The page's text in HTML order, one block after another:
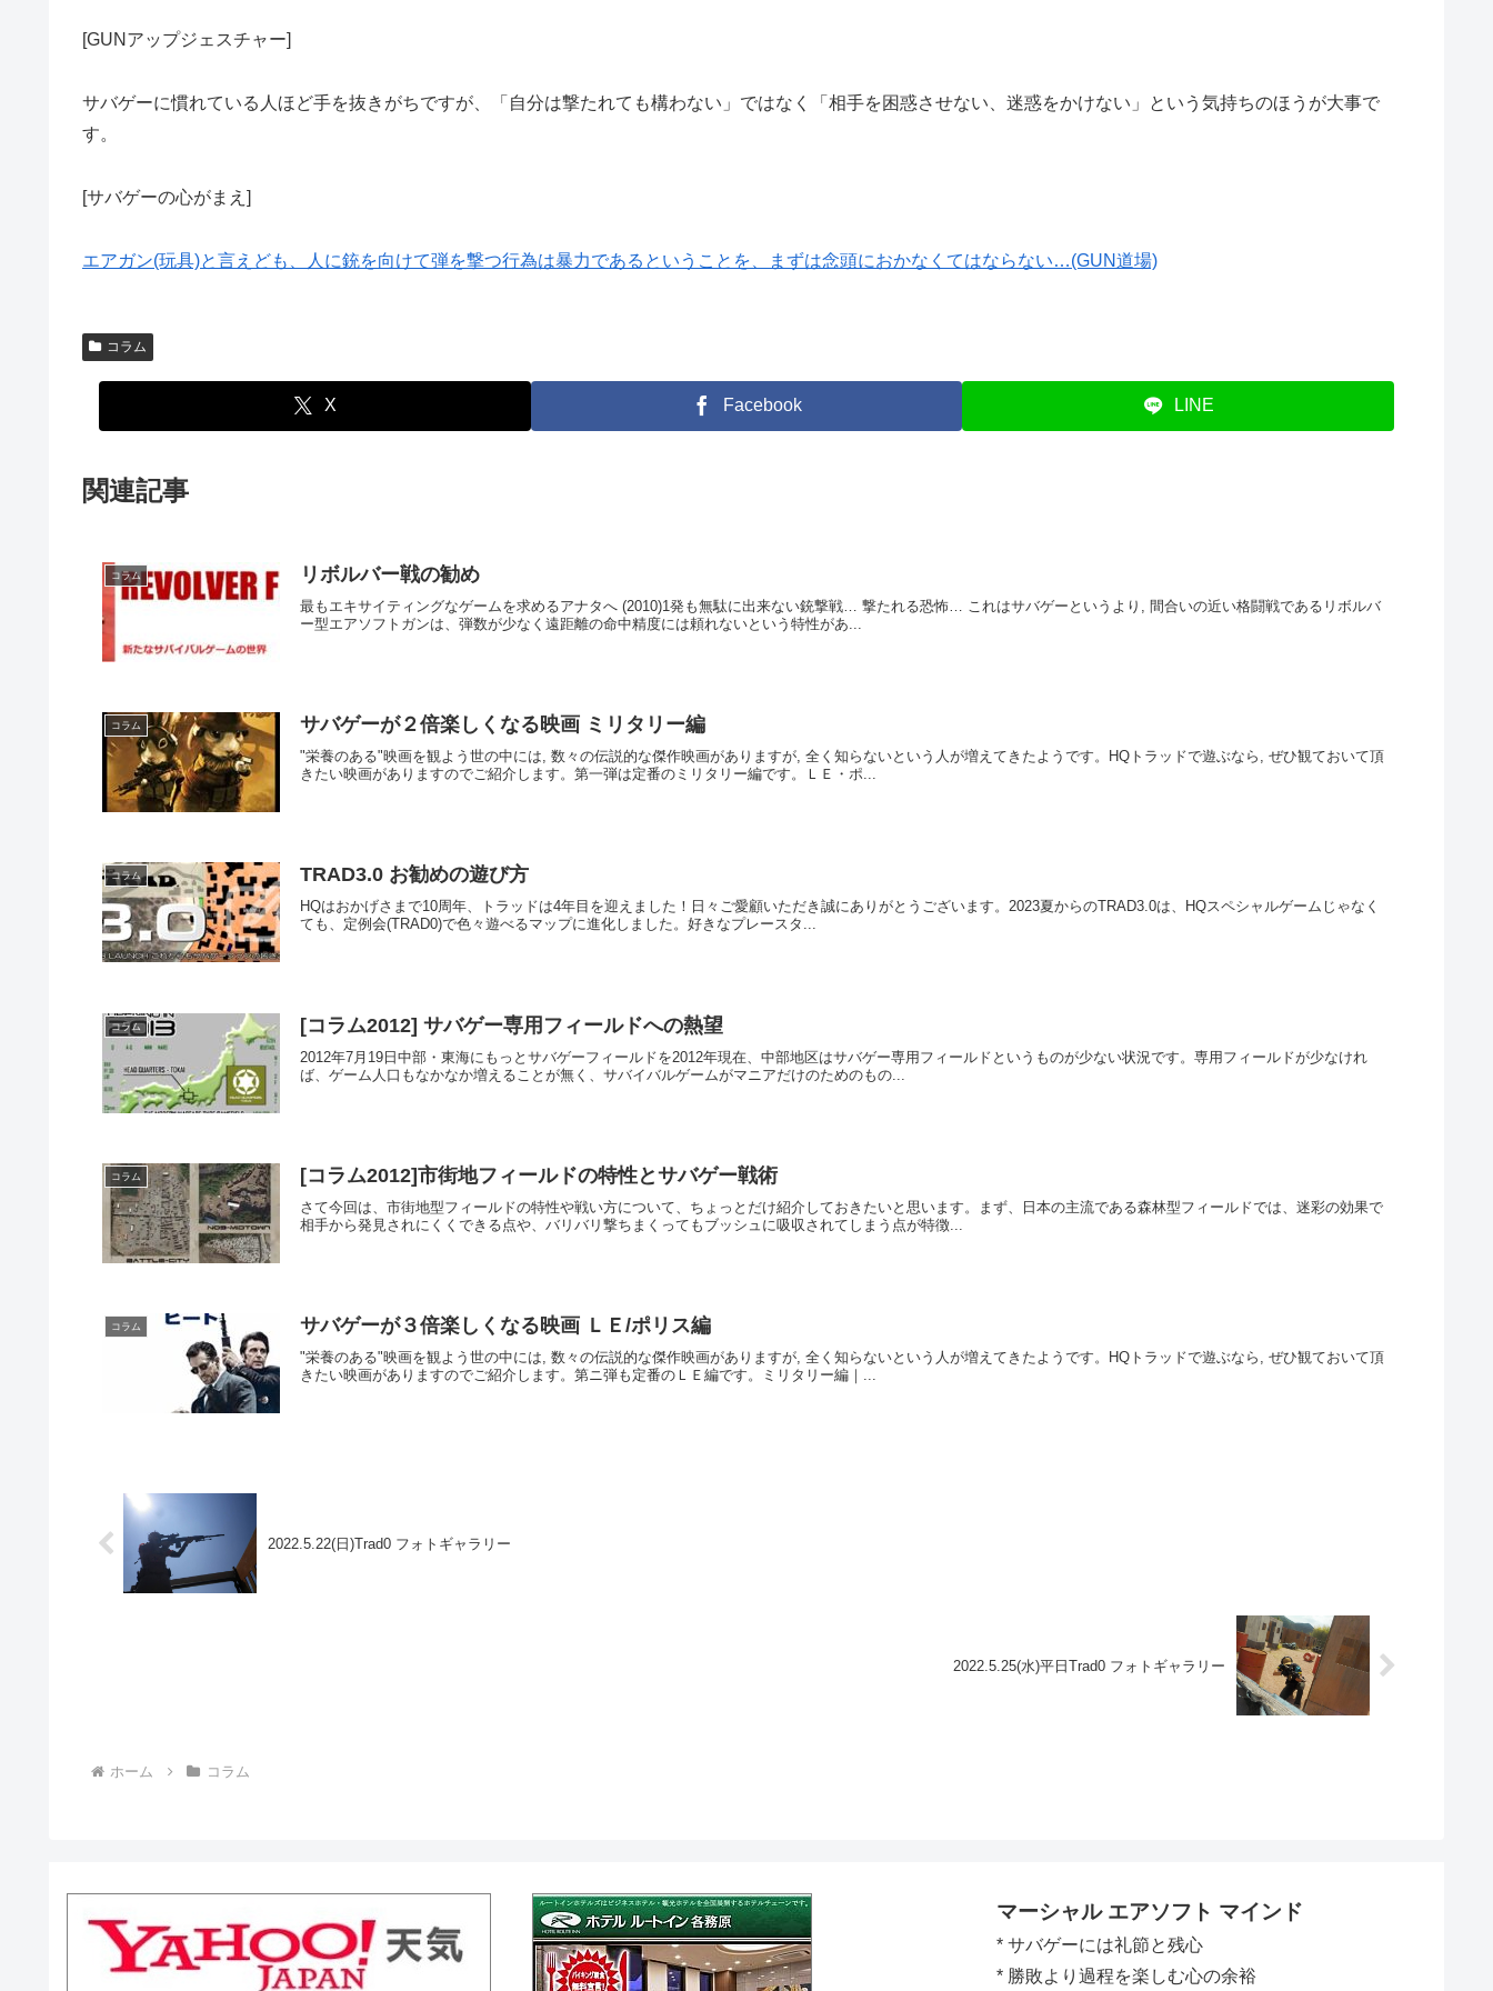
[GUNアップジェスチャー]
サバゲーに慣れている人ほど手を抜きがちですが、「自分は撃たれても構わない」ではなく「相手を困惑させない、迷惑をかけない」という気持ちのほうが大事で
す。
[サバゲーの心がまえ]
エアガン(玩具)と言えども、人に銃を向けて弾を撃つ行為は暴力であるということを、まずは念頭におかなくてはならない…(GUN道場)
コラム
X Facebook LINE
関連記事
コラム リボルバー戦の勧め
最もエキサイティングなゲームを求めるアナタへ (2010)1発も無駄に出来ない銃撃戦… 撃たれる恐怖… これはサバゲーというより, 間合いの近い格闘戦であるリボルバ
ー型エアソフトガンは、弾数が少なく遠距離の命中精度には頼れないという特性があ...
コラム サバゲーが２倍楽しくなる映画 ミリタリー編
"栄養のある"映画を観よう世の中には, 数々の伝説的な傑作映画がありますが, 全く知らないという人が増えてきたようです。HQトラッドで遊ぶなら, ぜひ観ておいて頂
きたい映画がありますのでご紹介します。第一弾は定番のミリタリー編です。ＬＥ・ポ...
コラム TRAD3.0 お勧めの遊び方
HQはおかげさまで10周年、トラッドは4年目を迎えました！日々ご愛顧いただき誠にありがとうございます。2023夏からのTRAD3.0は、HQスペシャルゲームじゃなく
ても、定例会(TRAD0)で色々遊べるマップに進化しました。好きなプレースタ...
コラム [コラム2012] サバゲー専用フィールドへの熱望
2012年7月19日中部・東海にもっとサバゲーフィールドを2012年現在、中部地区はサバゲー専用フィールドというものが少ない状況です。専用フィールドが少なけれ
ば、ゲーム人口もなかなか増えることが無く、サバイバルゲームがマニアだけのためのもの...
コラム [コラム2012]市街地フィールドの特性とサバゲー戦術
さて今回は、市街地型フィールドの特性や戦い方について、ちょっとだけ紹介しておきたいと思います。まず、日本の主流である森林型フィールドでは、迷彩の効果で
相手から発見されにくくできる点や、バリバリ撃ちまくってもブッシュに吸収されてしまう点が特徴...
コラム サバゲーが３倍楽しくなる映画 ＬＥ/ポリス編
"栄養のある"映画を観よう世の中には, 数々の伝説的な傑作映画がありますが, 全く知らないという人が増えてきたようです。HQトラッドで遊ぶなら, ぜひ観ておいて頂
きたい映画がありますのでご紹介します。第ニ弾も定番のＬＥ編です。ミリタリー編｜...
2022.5.22(日)Trad0 フォトギャラリー
2022.5.25(水)平日Trad0 フォトギャラリー
ホーム コラム
マーシャル エアソフト マインド
* サバゲーには礼節と残心
* 勝敗より過程を楽しむ心の余裕